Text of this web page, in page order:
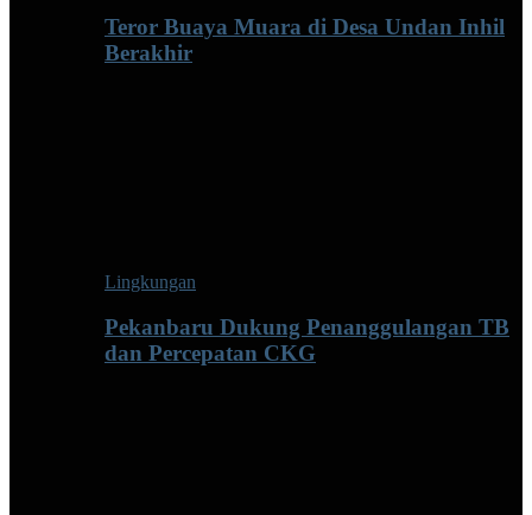
Teror Buaya Muara di Desa Undan Inhil
Berakhir
Lingkungan
Pekanbaru Dukung Penanggulangan TB
dan Percepatan CKG